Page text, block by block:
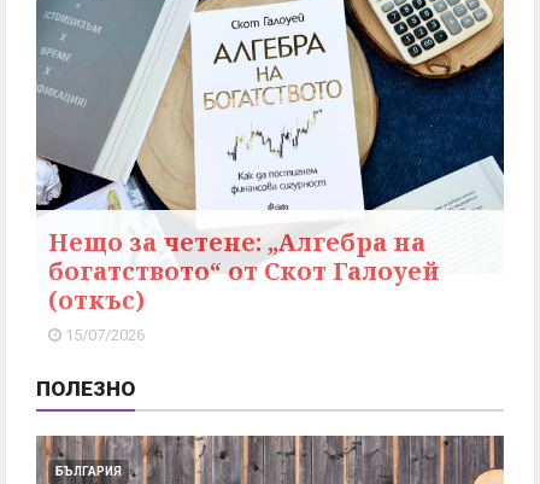
Нещо за четене: „Алгебра на
богатството“ от Скот Галоуей
(откъс)
15/07/2026
ПОЛЕЗНО
БЪЛГАРИЯ